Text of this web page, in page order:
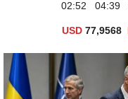
02:52
04:39
USD 77,9568